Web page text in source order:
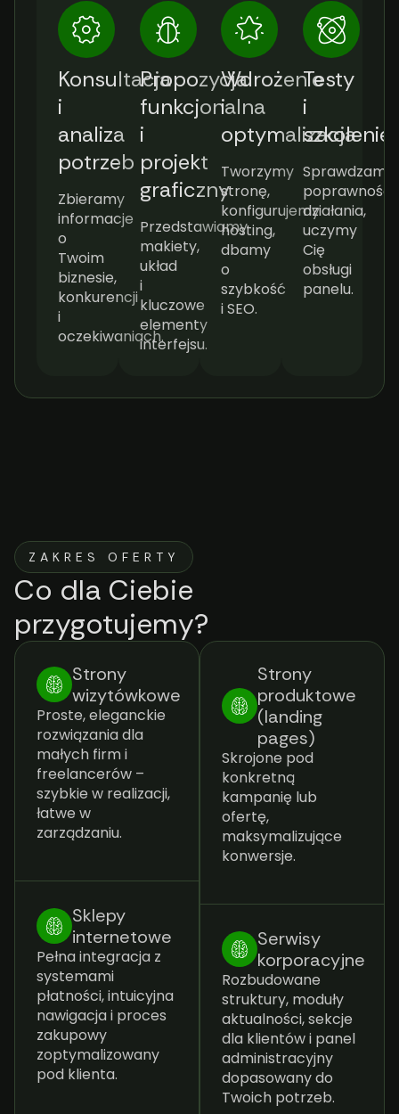
Konsultacja
i
analiza
potrzeb
Zbieramy
informacje
o
Twoim
biznesie,
konkurencji
i
oczekiwaniach.
Propozycja
funkcjonalna
i
projekt
graficzny
Przedstawiamy
makiety,
układ
i
kluczowe
elementy
interfejsu.
Wdrożenie
i
optymalizacja
Tworzymy
stronę,
konfigurujemy
hosting,
dbamy
o
szybkość
i SEO.
Testy
i
szkolenie
Sprawdzamy
poprawność
działania,
uczymy
Cię
obsługi
panelu.
ZAKRES OFERTY
Co dla Ciebie
przygotujemy?
Strony
wizytówkowe
Proste, eleganckie
rozwiązania dla
małych firm i
freelancerów –
szybkie w realizacji,
łatwe w
zarządzaniu.
Sklepy
internetowe
Pełna integracja z
systemami
płatności, intuicyjna
nawigacja i proces
zakupowy
zoptymalizowany
pod klienta.
Strony
produktowe
(landing
pages)
Skrojone pod
konkretną
kampanię lub
ofertę,
maksymalizujące
konwersje.
Serwisy
korporacyjne
Rozbudowane
struktury, moduły
aktualności, sekcje
dla klientów i panel
administracyjny
dopasowany do
Twoich potrzeb.